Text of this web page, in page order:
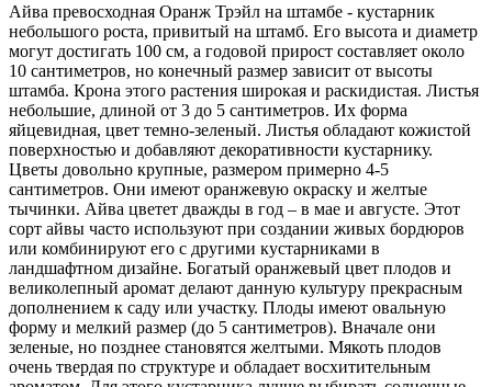
Айва превосходная Оранж Трэйл на штамбе - кустарник
небольшого роста, привитый на штамб. Его высота и диаметр
могут достигать 100 см, а годовой прирост составляет около
10 сантиметров, но конечный размер зависит от высоты
штамба. Крона этого растения широкая и раскидистая. Листья
небольшие, длиной от 3 до 5 сантиметров. Их форма
яйцевидная, цвет темно-зеленый. Листья обладают кожистой
поверхностью и добавляют декоративности кустарнику.
Цветы довольно крупные, размером примерно 4-5
сантиметров. Они имеют оранжевую окраску и желтые
тычинки. Айва цветет дважды в год – в мае и августе. Этот
сорт айвы часто используют при создании живых бордюров
или комбинируют его с другими кустарниками в
ландшафтном дизайне. Богатый оранжевый цвет плодов и
великолепный аромат делают данную культуру прекрасным
дополнением к саду или участку. Плоды имеют овальную
форму и мелкий размер (до 5 сантиметров). Вначале они
зеленые, но позднее становятся желтыми. Мякоть плодов
очень твердая по структуре и обладает восхитительным